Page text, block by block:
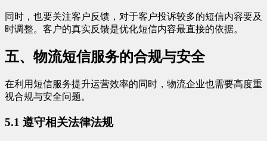
同时，也要关注客户反馈，对于客户投诉较多的短信内容要及
时调整。客户的真实反馈是优化短信内容最直接的依据。
五、物流短信服务的合规与安全
在利用短信服务提升运营效率的同时，物流企业也需要高度重
视合规与安全问题。
5.1 遵守相关法律法规